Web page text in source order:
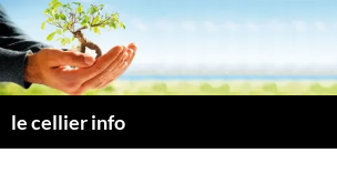
Aller
au
contenu
le cellier info